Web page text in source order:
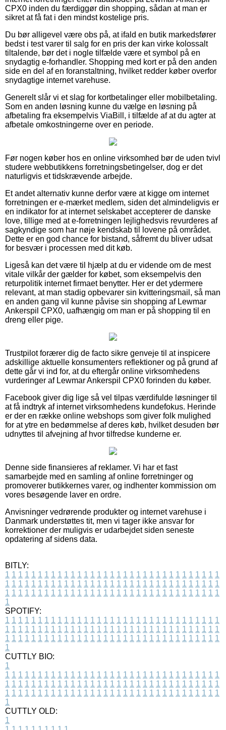
CPX0 inden du færdiggør din shopping, sådan at man er
sikret at få fat i den mindst kostelige pris.
Du bør alligevel være obs på, at ifald en butik markedsfører
bedst i test varer til salg for en pris der kan virke kolossalt
tiltalende, bør det i nogle tilfælde være et symbol på en
snydagtig e-forhandler. Shopping med kort er på den anden
side en del af en foranstaltning, hvilket redder køber overfor
snydagtige internet varehuse.
Generelt slår vi et slag for kortbetalinger eller mobilbetaling.
Som en anden løsning kunne du vælge en løsning på
afbetaling fra eksempelvis ViaBill, i tilfælde af at du agter at
afbetale omkostningerne over en periode.
Før nogen køber hos en online virksomhed bør de uden tvivl
studere webbutikkens forretningsbetingelser, dog er det
naturligvis et tidskrævende arbejde.
Et andet alternativ kunne derfor være at kigge om internet
forretningen er e-mærket medlem, siden det almindeligvis er
en indikator for at internet selskabet accepterer de danske
love, tillige med at e-forretningen lejlighedsvis revurderes af
sagkyndige som har nøje kendskab til lovene på området.
Dette er en god chance for bistand, såfremt du bliver udsat
for besvær i processen med dit køb.
Ligeså kan det være til hjælp at du er vidende om de mest
vitale vilkår der gælder for købet, som eksempelvis den
returpolitik internet firmaet benytter. Her er det ydermere
relevant, at man stadig opbevarer sin kvitteringsmail, så man
en anden gang vil kunne påvise sin shopping af Lewmar
Ankerspil CPX0, uafhængig om man er på shopping til en
dreng eller pige.
Trustpilot forærer dig de facto sikre genveje til at inspicere
adskillige aktuelle konsumenters reflektioner og på grund af
dette går vi ind for, at du eftergår online virksomhedens
vurderinger af Lewmar Ankerspil CPX0 forinden du køber.
Facebook giver dig lige så vel tilpas værdifulde løsninger til
at få indtryk af internet virksomhedens kundefokus. Herinde
er der en række online webshops som giver folk mulighed
for at ytre en bedømmelse af deres køb, hvilket desuden bør
udnyttes til afvejning af hvor tilfredse kunderne er.
Denne side finansieres af reklamer. Vi har et fast
samarbejde med en samling af online forretninger og
promoverer butikkernes varer, og indhenter kommission om
vores besøgende laver en ordre.
Anvisninger vedrørende produkter og internet varehuse i
Danmark understøttes tit, men vi tager ikke ansvar for
korrektioner der muligvis er udarbejdet siden seneste
opdatering af sidens data.
BITLY:
1 1 1 1 1 1 1 1 1 1 1 1 1 1 1 1 1 1 1 1 1 1 1 1 1 1 1 1 1 1 1 1 1
1 1 1 1 1 1 1 1 1 1 1 1 1 1 1 1 1 1 1 1 1 1 1 1 1 1 1 1 1 1 1 1 1
1 1 1 1 1 1 1 1 1 1 1 1 1 1 1 1 1 1 1 1 1 1 1 1 1 1 1 1 1 1 1 1 1
1
SPOTIFY:
1 1 1 1 1 1 1 1 1 1 1 1 1 1 1 1 1 1 1 1 1 1 1 1 1 1 1 1 1 1 1 1 1
1 1 1 1 1 1 1 1 1 1 1 1 1 1 1 1 1 1 1 1 1 1 1 1 1 1 1 1 1 1 1 1 1
1 1 1 1 1 1 1 1 1 1 1 1 1 1 1 1 1 1 1 1 1 1 1 1 1 1 1 1 1 1 1 1 1
1
CUTTLY BIO:
1
1 1 1 1 1 1 1 1 1 1 1 1 1 1 1 1 1 1 1 1 1 1 1 1 1 1 1 1 1 1 1 1 1
1 1 1 1 1 1 1 1 1 1 1 1 1 1 1 1 1 1 1 1 1 1 1 1 1 1 1 1 1 1 1 1 1
1 1 1 1 1 1 1 1 1 1 1 1 1 1 1 1 1 1 1 1 1 1 1 1 1 1 1 1 1 1 1 1 1
1
CUTTLY OLD:
1